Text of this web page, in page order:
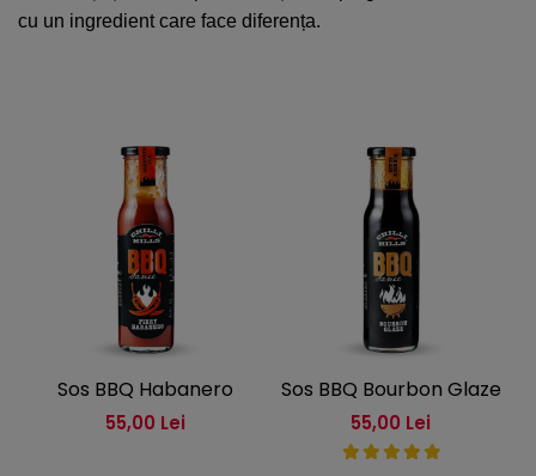
cu un ingredient care face diferența.
Sos BBQ Habanero
55,00 Lei
Sos BBQ Bourbon Glaze
55,00 Lei